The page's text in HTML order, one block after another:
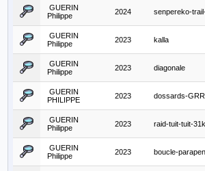
GUERIN
Philippe
2024 senpereko-
GUERIN
Philippe
2023 kalla
GUERIN
Philippe
2023 diagonale
GUERIN
PHILIPPE
2023 dossards-GRR
GUERIN
Philippe
2023 raid-tuit-tuit-
GUERIN
Philippe
2023 boucle-